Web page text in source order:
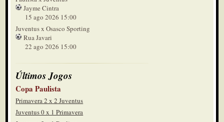
Jayme Cintra
15 ago 2026 15:00
Juventus x Osasco Sporting
Rua Javari
22 ago 2026 15:00
Últimos Jogos
Copa Paulista
Primavera 2 x 2 Juventus
Juventus 0 x 1 Primavera